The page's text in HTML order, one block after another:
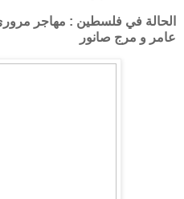
الحالة في فلسطين : مهاجر
عامر و مرج صانور